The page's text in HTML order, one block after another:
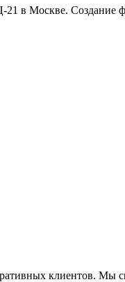
21 в Москве. Создание
клиентов. Мы